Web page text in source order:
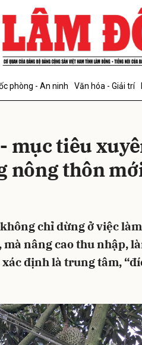
phòng - An ninh Văn hóa - Giải trí
mục tiêu
nông thôn
chỉ dừng ở việc
nâng cao thu nhập,
định là trung tâm,
luận